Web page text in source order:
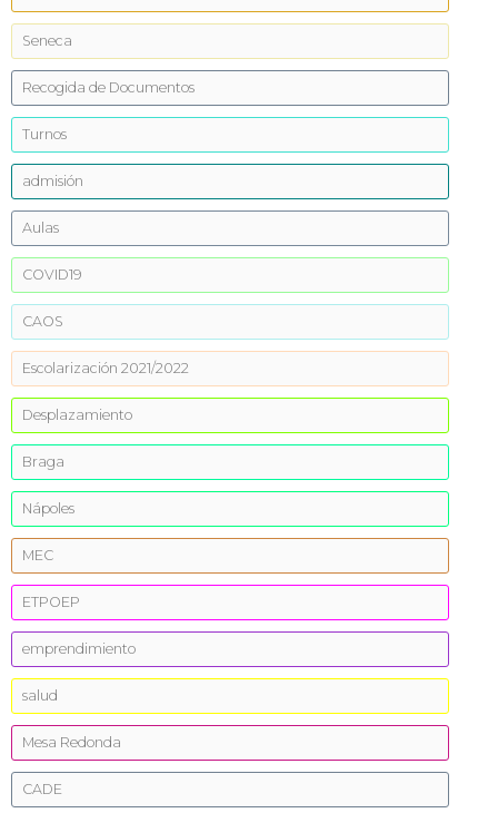
Seneca
Recogida de Documentos
Turnos
admisión
Aulas
COVID19
CAOS
Escolarización 2021/2022
Desplazamiento
Braga
Nápoles
MEC
ETPOEP
emprendimiento
salud
Mesa Redonda
CADE